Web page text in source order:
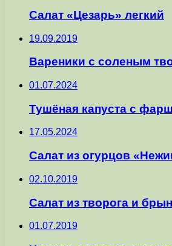
Салат «Цезарь» легкий
19.09.2019
Вареники с соленым
01.07.2024
Тушёная капуста с
17.05.2024
Салат из огурцов
02.10.2019
Салат из творога и
01.07.2019